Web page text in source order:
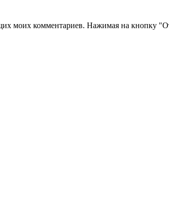
моих комментариев. Нажимая на кнопку